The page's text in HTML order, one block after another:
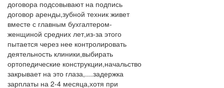
договора подсовывают на подпись
договор аренды,зубной техник живет
вместе с главным бухгалтером-
женщиной средних лет,из-за этого
пытается через нее контролировать
деятельность клиники,выбирать
ортопедические конструкции,начальство
закрывает на это глаза,....задержка
зарплаты на 2-4 месяца,хотя при